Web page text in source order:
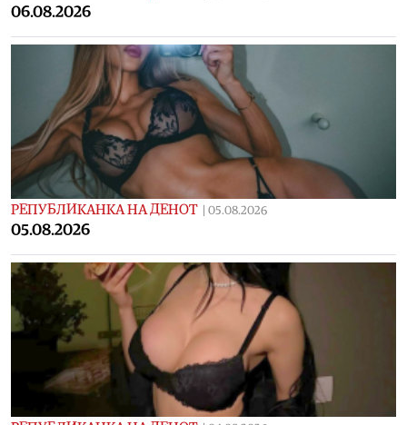
06.08.2026
РЕПУБЛИКАНКА НА ДЕНОТ | 05.08.2026
05.08.2026